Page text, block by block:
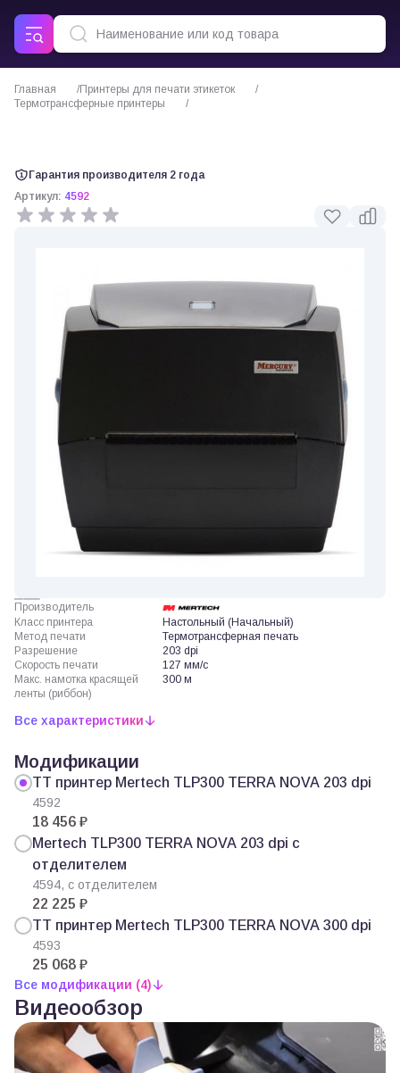
Главная
Принтеры для печати этикеток
Термотрансферные принтеры
Гарантия производителя 2 года
Артикул: 4592
Видеообзор
Производитель
Класс принтера
Настольный (Начальный)
Метод печати
Термотрансферная печать
Разрешение
203 dpi
Скорость печати
127 мм/с
Макс. намотка красящей
ленты (риббон)
300 м
Все характеристики
Модификации
ТТ принтер Mertech TLP300 TERRA NOVA 203 dpi
4592
18 456 ₽
Mertech TLP300 TERRA NOVA 203 dpi с
отделителем
4594, с отделителем
22 225 ₽
ТТ принтер Mertech TLP300 TERRA NOVA 300 dpi
4593
25 068 ₽
Все модификации (4)